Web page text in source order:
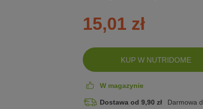
15,01 zł
KUP W NUTRIDOME
W magazynie
Dostawa od 9,90 zł Darmowa